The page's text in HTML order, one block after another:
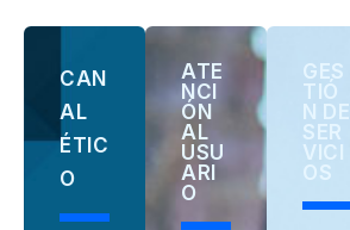
CAN
AL
ÉTIC
O
ATE
NCI
ÓN
AL
USU
ARI
O
GES
TIÓ
N DE
SER
VICI
OS